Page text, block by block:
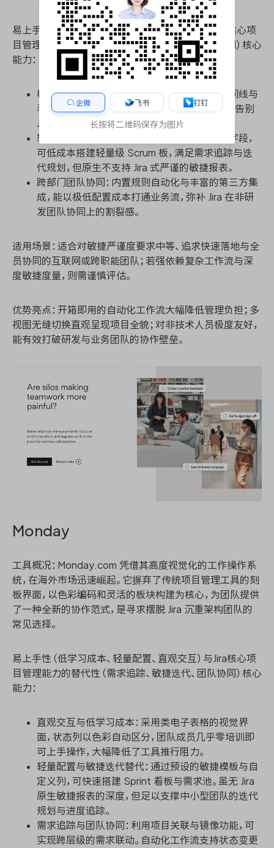
易上手性（低学习成本、轻量配置、直观交互）与Jira核心项
目管理能力的替代性（需求追踪、敏捷迭代、团队协同）核心
能力：
极低学习成本与直观交互：界面采用图形化时间线与
看板视图，新成员几乎无需培训即可上手，彻底告别
Jira 繁琐的权限与字段配置。
轻量敏捷迭代替代：通过多项目门户与自定义字段，
可低成本搭建轻量级 Scrum 板，满足需求追踪与迭
代规划，但原生不支持 Jira 式严谨的敏捷报表。
跨部门团队协同：内置规则自动化与丰富的第三方集
成，能以极低配置成本打通业务流，弥补 Jira 在非研
发团队协同上的割裂感。
适用场景：适合对敏捷严谨度要求中等、追求快速落地与全
员协同的互联网或跨职能团队；若强依赖复杂工作流与深
度敏捷度量，则需谨慎评估。
优势亮点：开箱即用的自动化工作流大幅降低管理负担；多
视图无缝切换直观呈现项目全貌；对非技术人员极度友好，
能有效打破研发与业务团队的协作壁垒。
Monday
工具概况：Monday.com 凭借其高度视觉化的工作操作系
统，在海外市场迅速崛起。它摒弃了传统项目管理工具的刻
板界面，以色彩编码和灵活的板块构建为核心，为团队提供
了一种全新的协作范式，是寻求摆脱 Jira 沉重架构团队的
常见选择。
易上手性（低学习成本、轻量配置、直观交互）与Jira核心项
目管理能力的替代性（需求追踪、敏捷迭代、团队协同）核心
能力：
直观交互与低学习成本：采用类电子表格的视觉界
面，状态列以色彩自动区分，团队成员几乎零培训即
可上手操作，大幅降低了工具推行阻力。
轻量配置与敏捷迭代替代：通过预设的敏捷模板与自
定义列，可快速搭建 Sprint 看板与需求池。虽无 Jira
原生敏捷报表的深度，但足以支撑中小型团队的迭代
规划与进度追踪。
需求追踪与团队协同：利用项目关联与镜像功能，可
实现跨层级的需求联动。自动化工作流支持状态变更
企微 飞书 钉钉
长按将二维码保存为图片